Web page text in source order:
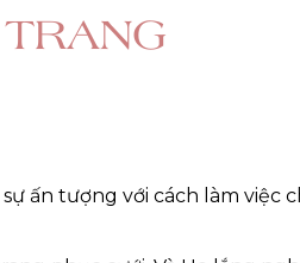
ấn tượng với cách làm việc